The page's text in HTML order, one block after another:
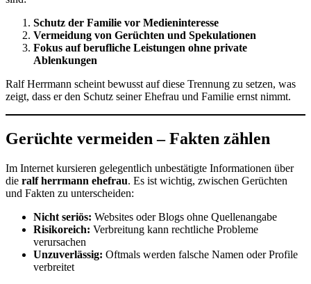
Schutz der Familie vor Medieninteresse
Vermeidung von Gerüchten und Spekulationen
Fokus auf berufliche Leistungen ohne private
Ablenkungen
Ralf Herrmann scheint bewusst auf diese Trennung zu setzen, was
zeigt, dass er den Schutz seiner Ehefrau und Familie ernst nimmt.
Gerüchte vermeiden – Fakten zählen
Im Internet kursieren gelegentlich unbestätigte Informationen über
die ralf herrmann ehefrau. Es ist wichtig, zwischen Gerüchten
und Fakten zu unterscheiden:
Nicht seriös: Websites oder Blogs ohne Quellenangabe
Risikoreich: Verbreitung kann rechtliche Probleme
verursachen
Unzuverlässig: Oftmals werden falsche Namen oder Profile
verbreitet